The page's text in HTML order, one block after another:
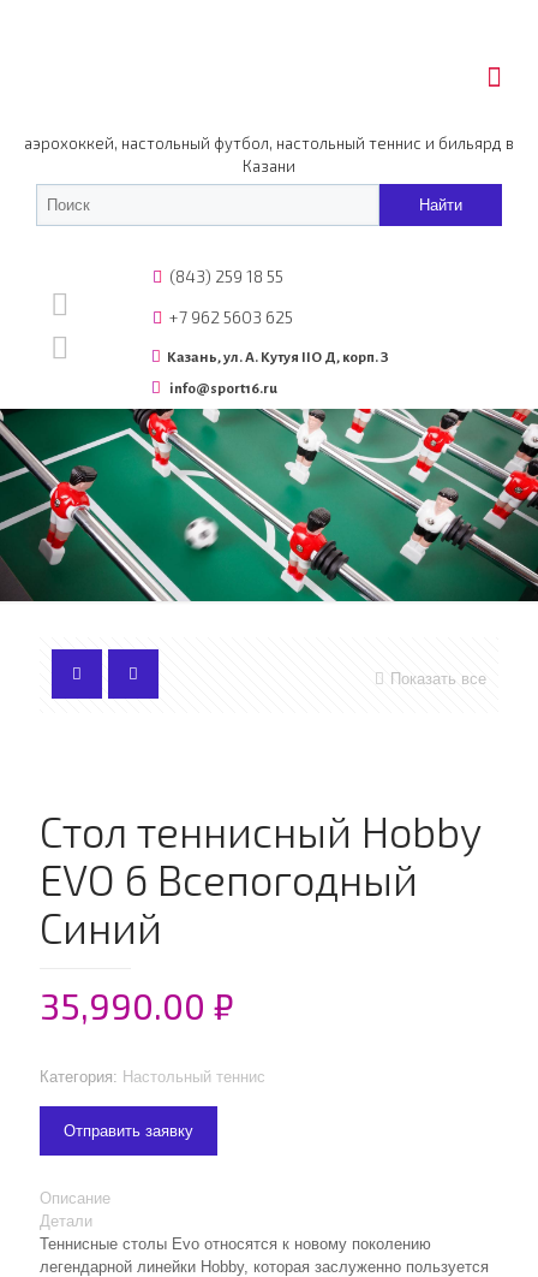
аэрохоккей, настольный футбол, настольный теннис и бильярд в
Казани
(843) 259 18 55
+7 962 5603 625
Казань, ул. А. Кутуя IIO Д, корп. З
info@sport16.ru
Показать все
Стол теннисный Hobby
EVO 6 Всепогодный
Синий
35,990.00 ₽
Категория: Настольный теннис
Отправить заявку
Описание
Детали
Теннисные столы Evo относятся к новому поколению
легендарной линейки Hobby, которая заслуженно пользуется